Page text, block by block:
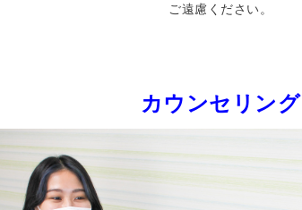
ご遠慮ください。
カウンセリング